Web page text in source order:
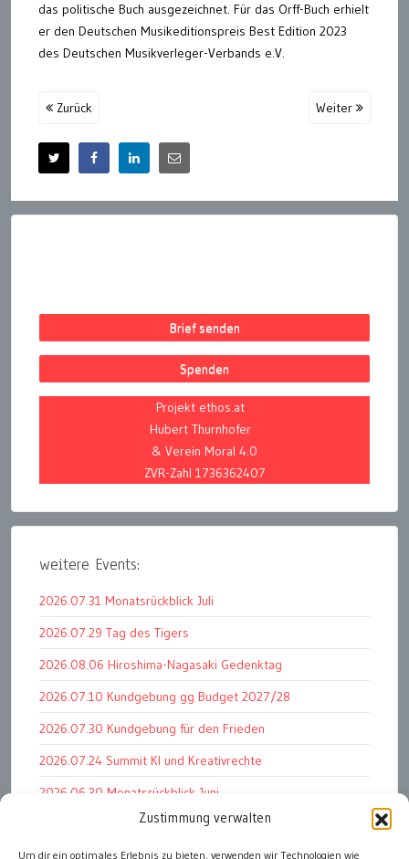
Zustimmung verwalten
Um dir ein optimales Erlebnis zu bieten, verwenden wir Technologien wie
das politische Buch ausgezeichnet. Für das Orff-Buch erhielt
er den Deutschen Musikeditionspreis Best Edition 2023
des Deutschen Musikverleger-Verbands e.V.
Zurück Weiter
Brief senden
Spenden
Projekt ethos.at
Hubert Thurnhofer
& Verein Moral 4.0
ZVR-Zahl 1736362407
weitere Events:
2026.07.31 Monatsrückblick Juli
2026.07.29 Tag des Tigers
2026.08.06 Hiroshima-Nagasaki Gedenktag
2026.07.10 Kundgebung gg Budget 2027/28
2026.07.30 Kundgebung für den Frieden
2026.07.24 Summit KI und Kreativrechte
2026.06.30 Monatsrückblick Juni
2026.07.11 Worauf es letztlich ankommt